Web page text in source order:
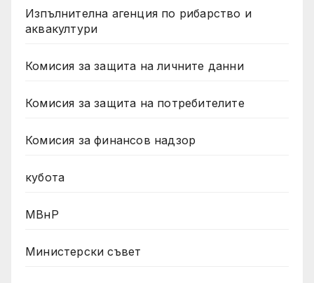
Изпълнителна агенция по рибарство и
аквакултури
Комисия за защита на личните данни
Комисия за защита на потребителите
Комисия за финансов надзор
кубота
МВнР
Министерски съвет